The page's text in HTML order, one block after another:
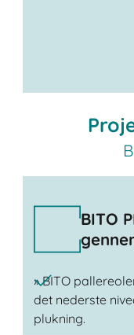
BITO
» BITO
det nederste
plukning.